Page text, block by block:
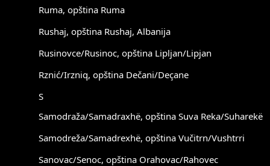
Ruma, opština Ruma
Rushaj, opština Rushaj, Albanija
Rusinovce/Rusinoc, opština Lipljan/Lipjan
Rznić/Irzniq, opština Dečani/Deçane
S
Samodraža/Samadraxhë, opština Suva Reka/Suharekë
Samodreža/Samadrexhë, opština Vučitrn/Vushtrri
Sanovac/Senoc, opština Orahovac/Rahovec